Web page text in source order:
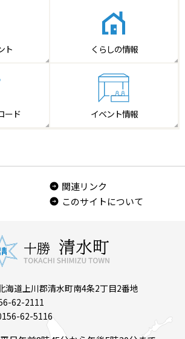
ト くらしの情報
ード イベント情報
関連リンク
このサイトについて
道上川郡清水町南4条2丁目2番地
62-2111
62-5116